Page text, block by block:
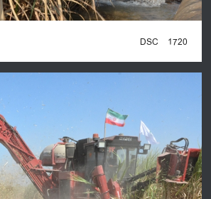
DSC_1720